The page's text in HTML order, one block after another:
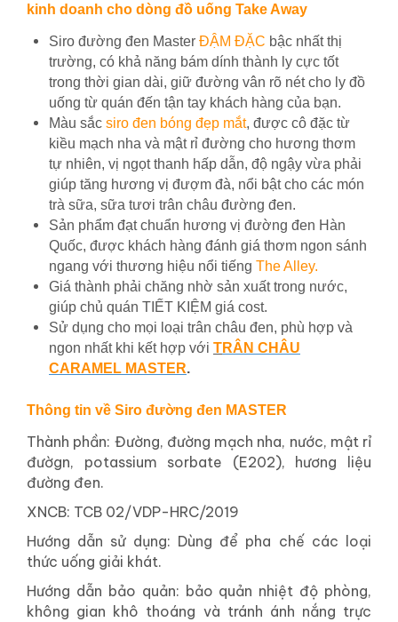
kinh doanh cho dòng đồ uống Take Away
Siro đường đen Master ĐẬM ĐẶC bậc nhất thị
trường, có khả năng bám dính thành ly cực tốt
trong thời gian dài, giữ đường vân rõ nét cho ly đồ
uống từ quán đến tận tay khách hàng của bạn.
Màu sắc siro đen bóng đẹp mắt, được cô đặc từ
kiều mạch nha và mật rỉ đường cho hương thơm
tự nhiên, vị ngọt thanh hấp dẫn, độ ngậy vừa phải
giúp tăng hương vị đượm đà, nổi bật cho các món
trà sữa, sữa tươi trân châu đường đen.
Sản phẩm đạt chuẩn hương vị đường đen Hàn
Quốc, được khách hàng đánh giá thơm ngon sánh
ngang với thương hiệu nổi tiếng The Alley.
Giá thành phải chăng nhờ sản xuất trong nước,
giúp chủ quán TIẾT KIỆM giá cost.
Sử dụng cho mọi loại trân châu đen, phù hợp và
ngon nhất khi kết hợp với TRÂN CHÂU
CARAMEL MASTER.
Thông tin về Siro đường đen MASTER
Thành phần: Đường, đường mạch nha, nước, mật rỉ
đườgn, potassium sorbate (E202), hương liệu
đường đen.
XNCB: TCB 02/VDP-HRC/2019
Hướng dẫn sử dụng: Dùng để pha chế các loại
thức uống giải khát.
Hướng dẫn bảo quản: bảo quản nhiệt độ phòng,
không gian khô thoáng và tránh ánh nắng trực